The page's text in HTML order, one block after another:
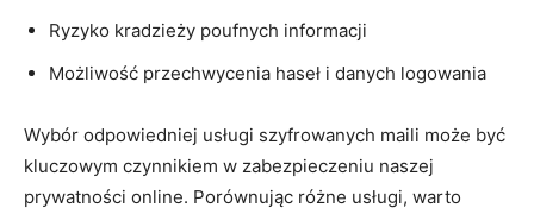
Ryzyko kradzieży poufnych informacji
Możliwość przechwycenia haseł i danych logowania
Wybór odpowiedniej usługi szyfrowanych maili może być
kluczowym czynnikiem w zabezpieczeniu naszej
prywatności online. Porównując różne usługi, warto